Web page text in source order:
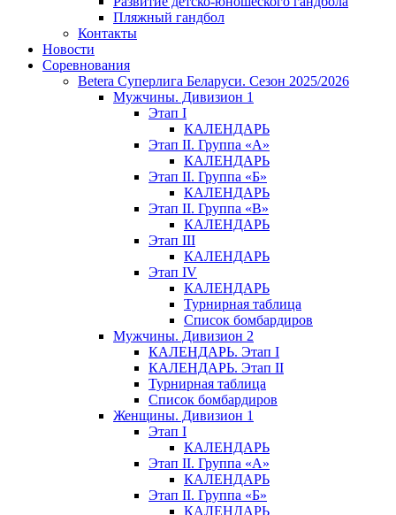
Пляжный гандбол
Контакты
Новости
Соревнования
Betera Суперлига Беларуси. Сезон 2025/2026
Мужчины. Дивизион 1
Этап I
КАЛЕНДАРЬ
Этап II. Группа «А»
КАЛЕНДАРЬ
Этап II. Группа «Б»
КАЛЕНДАРЬ
Этап II. Группа «В»
КАЛЕНДАРЬ
Этап III
КАЛЕНДАРЬ
Этап IV
КАЛЕНДАРЬ
Турнирная таблица
Список бомбардиров
Мужчины. Дивизион 2
КАЛЕНДАРЬ. Этап I
КАЛЕНДАРЬ. Этап II
Турнирная таблица
Список бомбардиров
Женщины. Дивизион 1
Этап I
КАЛЕНДАРЬ
Этап II. Группа «А»
КАЛЕНДАРЬ
Этап II. Группа «Б»
КАЛЕНДАРЬ